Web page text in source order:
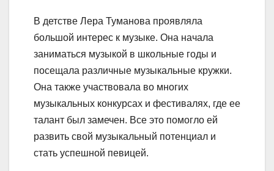
В детстве Лера Туманова проявляла
большой интерес к музыке. Она начала
заниматься музыкой в школьные годы и
посещала различные музыкальные кружки.
Она также участвовала во многих
музыкальных конкурсах и фестивалях, где ее
талант был замечен. Все это помогло ей
развить свой музыкальный потенциал и
стать успешной певицей.